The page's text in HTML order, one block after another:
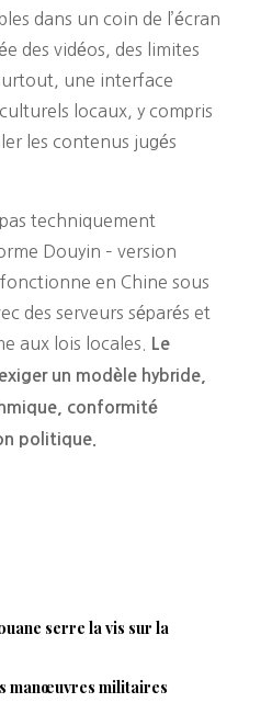
dans un coin de l’écran
des vidéos, des limites
une interface
locaux, y compris
les contenus jugés
techniquement
Douyin – version
en Chine sous
des serveurs séparés et
aux lois locales.
Le
un modèle hybride,
conformité
politique.
serre la vis sur la
manœuvres militaires